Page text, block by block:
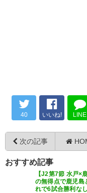
FC岐阜vs水戸ホ
1で勝利！ホーム
利100勝決めたぜ
https://t.co/
— ハチミツヨッ
(hatimitu2227)
勝目達成。古橋
た。 #fcgifu
https://t.co/
— ヤマアラシ(家
(GifukaraChita)
40 いいね! LINE
次の記事
おすすめ記事
【J2第7節 水戸×
の無得点で鹿児
れで6試合勝利な